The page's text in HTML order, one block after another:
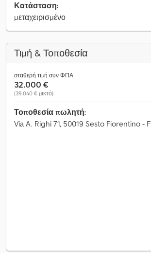
Κατάσταση:
μεταχειρισμένο
Τιμή & Τοποθεσία
σταθερή τιμή συν ΦΠΑ
32.000 €
(39.040 € μικτό)
Τοποθεσία πωλητή:
Via A. Righi 71, 50019 Sesto Fiorentino -